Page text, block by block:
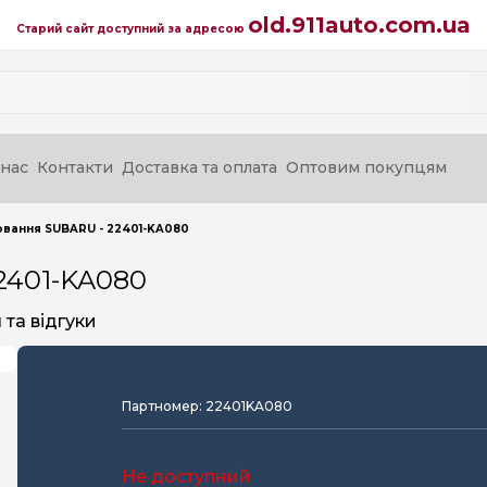
Старий сайт доступний за адресою old.911auto.com.ua
Контакти Доставка та оплата Оптовим покупцям
SUBARU - 22401-KA080
KA080
відгуки
Партномер: 22401KA080
Не доступний